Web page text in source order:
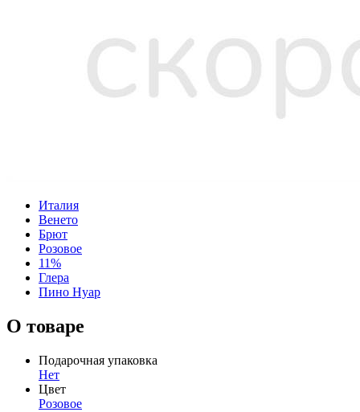
Италия
Венето
Брют
Розовое
11%
Глера
Пино Нуар
О товаре
Подарочная упаковка
Нет
Цвет
Розовое